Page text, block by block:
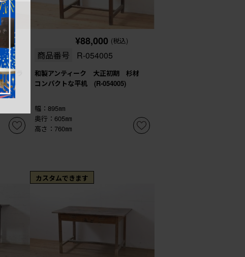
ュラ
の平
¥88,000 (税込)
商品番号 R-054005
和製アンティーク 大正初期 杉材
コンパクトな平机 (R-054005)
幅：895㎜
奥行：605㎜
高さ：760㎜
カスタムできます